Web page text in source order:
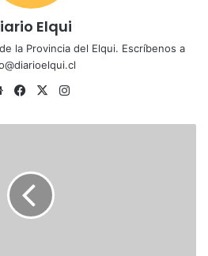
Elqui
la Provincia del Elqui. Escríbenos a
Siti
we
Fa
bo
X
ra